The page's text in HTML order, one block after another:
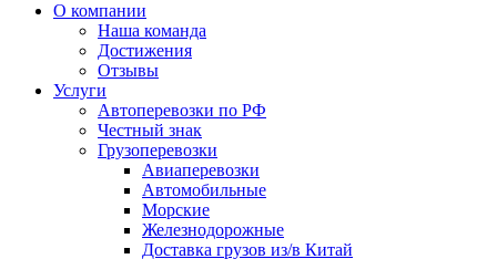
О компании
Наша команда
Достижения
Отзывы
Услуги
Автоперевозки по РФ
Честный знак
Грузоперевозки
Авиаперевозки
Автомобильные
Морские
Железнодорожные
Доставка грузов из/в Китай